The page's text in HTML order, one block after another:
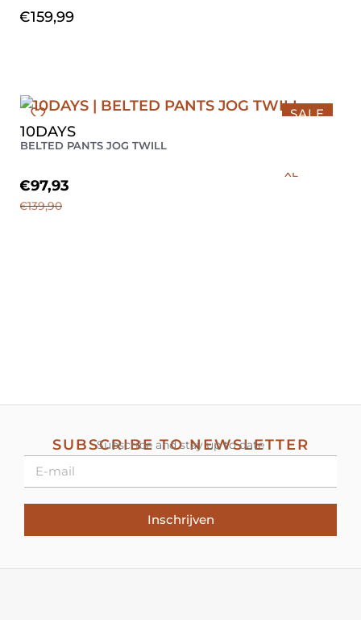
€159,99
10DAYS
BELTED PANTS JOG TWILL
€139,90
€97,93
SALE
XL
SUBSCRIBE TO NEWSLETTER
Subscribe and stay up to date
Inschrijven